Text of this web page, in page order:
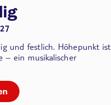
und festlich. Höhepunkt ist
– ein musikalischer